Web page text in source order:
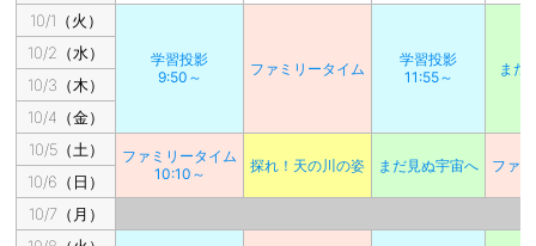
10/1（火）
学習投影
9:50～
ファミリータイム
学習投影
11:55～
まだ
10/2（水）
10/3（木）
10/4（金）
10/5（土）
ファミリータイム
10:10～
探れ！天の川の姿 まだ見ぬ宇宙へ ファ
10/6（日）
10/7（月）